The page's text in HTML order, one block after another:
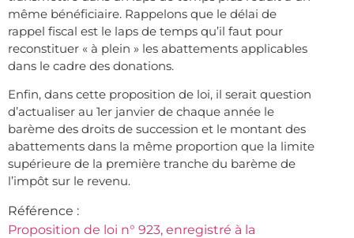
même bénéficiaire. Rappelons que le délai de
rappel fiscal est le laps de temps qu’il faut pour
reconstituer « à plein » les abattements applicables
dans le cadre des donations.
Enfin, dans cette proposition de loi, il serait question
d’actualiser au 1er janvier de chaque année le
barème des droits de succession et le montant des
abattements dans la même proportion que la limite
supérieure de la première tranche du barème de
l’impôt sur le revenu.
Référence :
Proposition de loi n° 923, enregistré à la